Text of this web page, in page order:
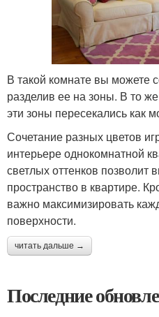
В такой комнате вы можете
разделив ее на зоны. В то
эти зоны пересекались как
Сочетание разных цветов
интерьере однокомнатной
светлых оттенков позволит
пространство в квартире.
важно максимизировать
поверхности.
читать дальше →
Последние